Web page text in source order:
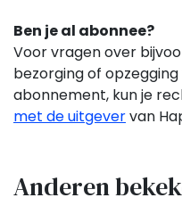
Ben je al abonnee?
Voor vragen over
bezorging of
abonnement, kun je
met de uitgevervan
Anderen